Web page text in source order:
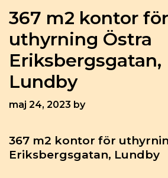
367 m2 kontor för
uthyrning Östra
Eriksbergsgatan,
Lundby
maj 24, 2023 by
367 m2 kontor för
Eriksbergsgatan, Lundby